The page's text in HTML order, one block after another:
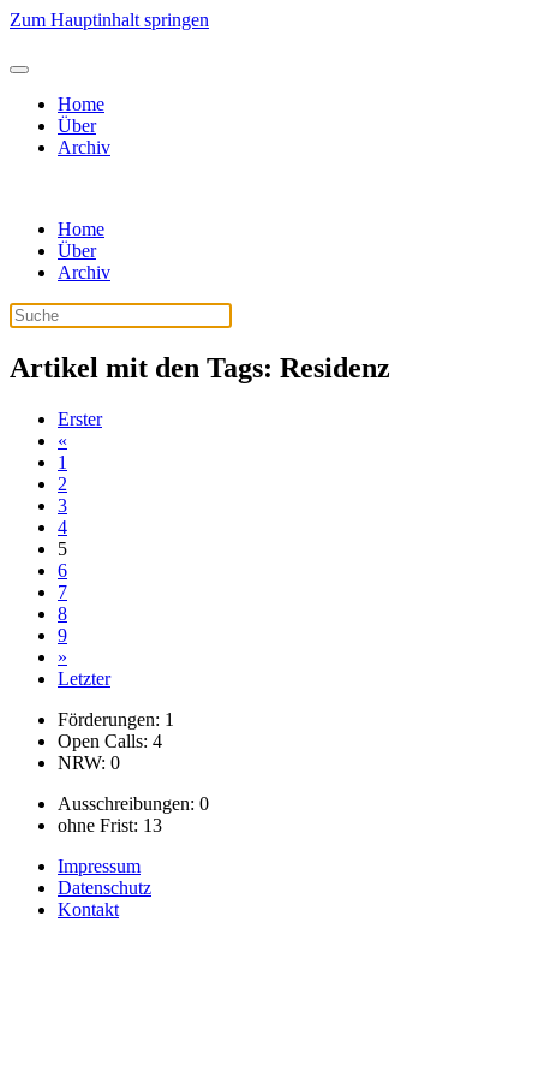
Zum Hauptinhalt springen
Home
Über
Archiv
Home
Über
Archiv
Artikel mit den Tags: Residenz
Erster
«
1
2
3
4
5
6
7
8
9
»
Letzter
Förderungen: 1
Open Calls: 4
NRW: 0
Ausschreibungen: 0
ohne Frist: 13
Impressum
Datenschutz
Kontakt